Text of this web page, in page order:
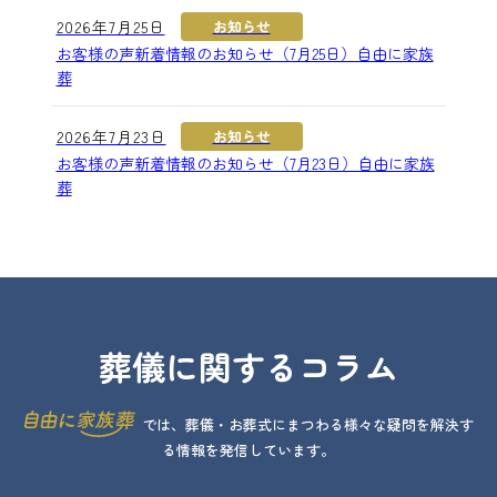
2026年7月25日 お知らせ
お客様の声新着情報のお知らせ（7月25日）自由に家族
葬
2026年7月23日 お知らせ
お客様の声新着情報のお知らせ（7月23日）自由に家族
葬
葬儀に関するコラム
では、葬儀・お葬式にまつわる様々な疑問を解決す
る情報を発信しています。